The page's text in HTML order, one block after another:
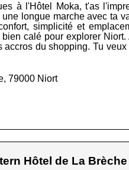
à l'Hôtel Moka, t'as
une longue marche avec ta
simplicité et
calé pour explorer
accros du shopping. Tu
79000 Niort
Hôtel de La